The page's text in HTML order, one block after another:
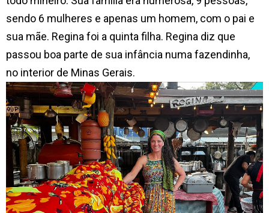
sendo 6 mulheres e apenas um homem, com o pai e
sua mãe. Regina foi a quinta filha. Regina diz que
passou boa parte de sua infância numa fazendinha,
no interior de Minas Gerais.